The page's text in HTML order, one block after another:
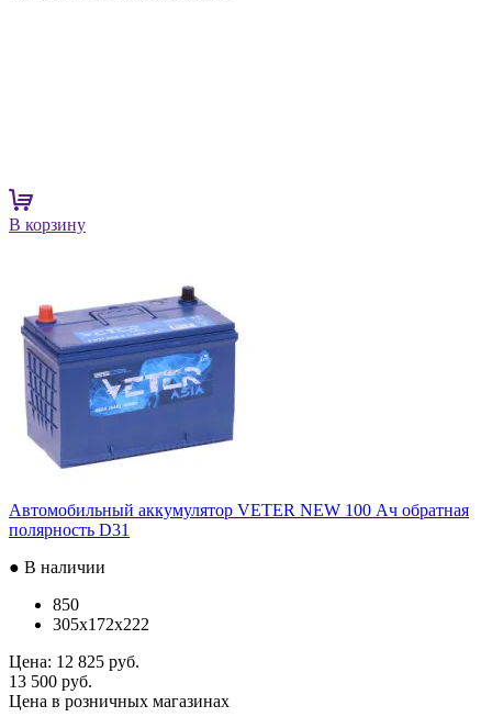
В корзину
Автомобильный аккумулятор VETER NEW 100 Ач обратная
полярность D31
● В наличии
850
305x172x222
Цена: 12 825 руб.
13 500 руб.
Цена в розничных магазинах